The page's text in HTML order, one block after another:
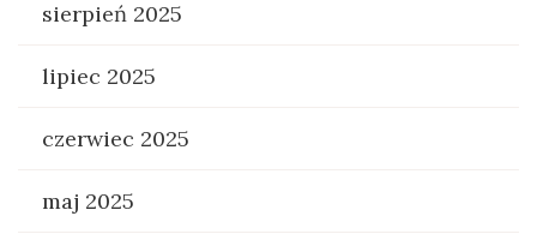
sierpień 2025
lipiec 2025
czerwiec 2025
maj 2025